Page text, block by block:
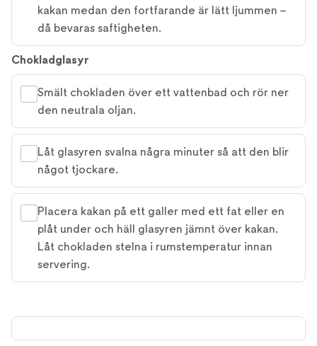
kakan medan den fortfarande är lätt ljummen –
då bevaras saftigheten.
Chokladglasyr
Smält chokladen över ett vattenbad och rör ner
den neutrala oljan.
Låt glasyren svalna några minuter så att den blir
något tjockare.
Placera kakan på ett galler med ett fat eller en
plåt under och häll glasyren jämnt över kakan.
Låt chokladen stelna i rumstemperatur innan
servering.